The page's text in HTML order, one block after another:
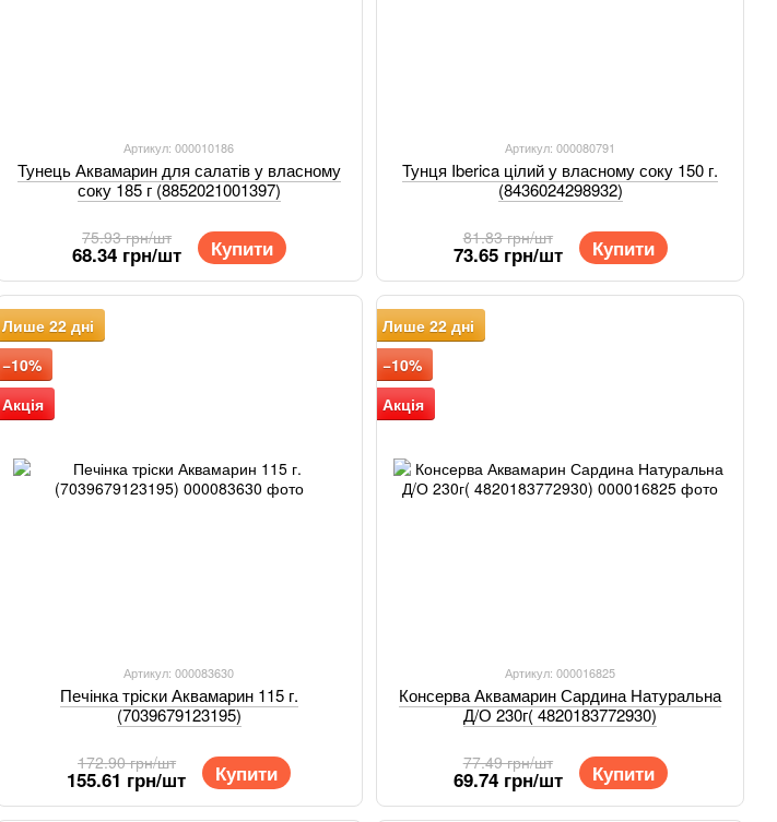
Артикул: 000010186
Тунець Аквамарин для салатів у власному
соку 185 г (8852021001397)
75.93 грн/шт
68.34 грн/шт Купити
Артикул: 000080791
Тунця Iberica цілий у власному соку 150 г.
(8436024298932)
81.83 грн/шт
73.65 грн/шт Купити
Лише 22 дні
−10%
Акція
Артикул: 000083630
Печінка тріски Аквамарин 115 г.
(7039679123195)
172.90 грн/шт
155.61 грн/шт Купити
Лише 22 дні
−10%
Акція
Артикул: 000016825
Консерва Аквамарин Сардина Натуральна
Д/О 230г( 4820183772930)
77.49 грн/шт
69.74 грн/шт Купити